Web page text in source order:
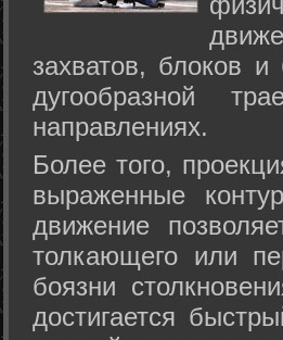
захватов, блоков
дугообразной
направлениях.
Более того,
выраженные
движение
толкающего или
боязни
достигается